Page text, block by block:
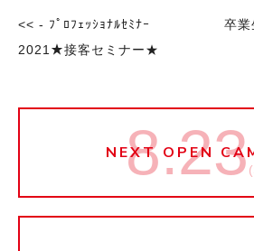
<< - ﾌﾟﾛﾌｪｯｼｮﾅﾙｾﾐﾅｰ
2021★接客セミナー★
卒
NEXT OPEN
8.23